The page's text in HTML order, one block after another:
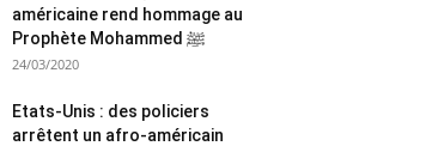
américaine rend hommage au
Prophète Mohammed ﷺ
24/03/2020
Etats-Unis : des policiers
arrêtent un afro-américain